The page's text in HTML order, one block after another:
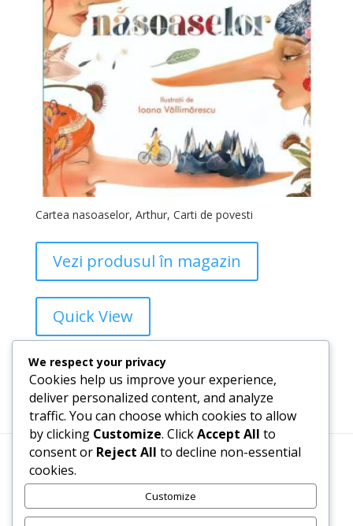
Cartea nasoaselor, Arthur, Carti de povesti
Vezi produsul în magazin
Quick View
Add to Wishlist
1 2 3 4 →
Termeni, Condiții & Protecția Datelor (GDPR)
We respect your privacy
Cookies help us improve your experience,
deliver personalized content, and analyze
traffic. You can choose which cookies to allow
by clicking Customize. ClickAccept All to
consent or Reject All to decline non-essential
cookies.
Customize